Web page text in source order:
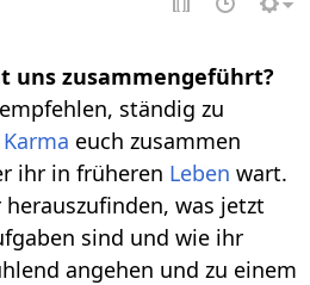
uns zusammengeführt?
ständig zu
Karma euch zusammen
ihr in früheren Leben wart.
was jetzt
sind und wie ihr
angehen und zu einem